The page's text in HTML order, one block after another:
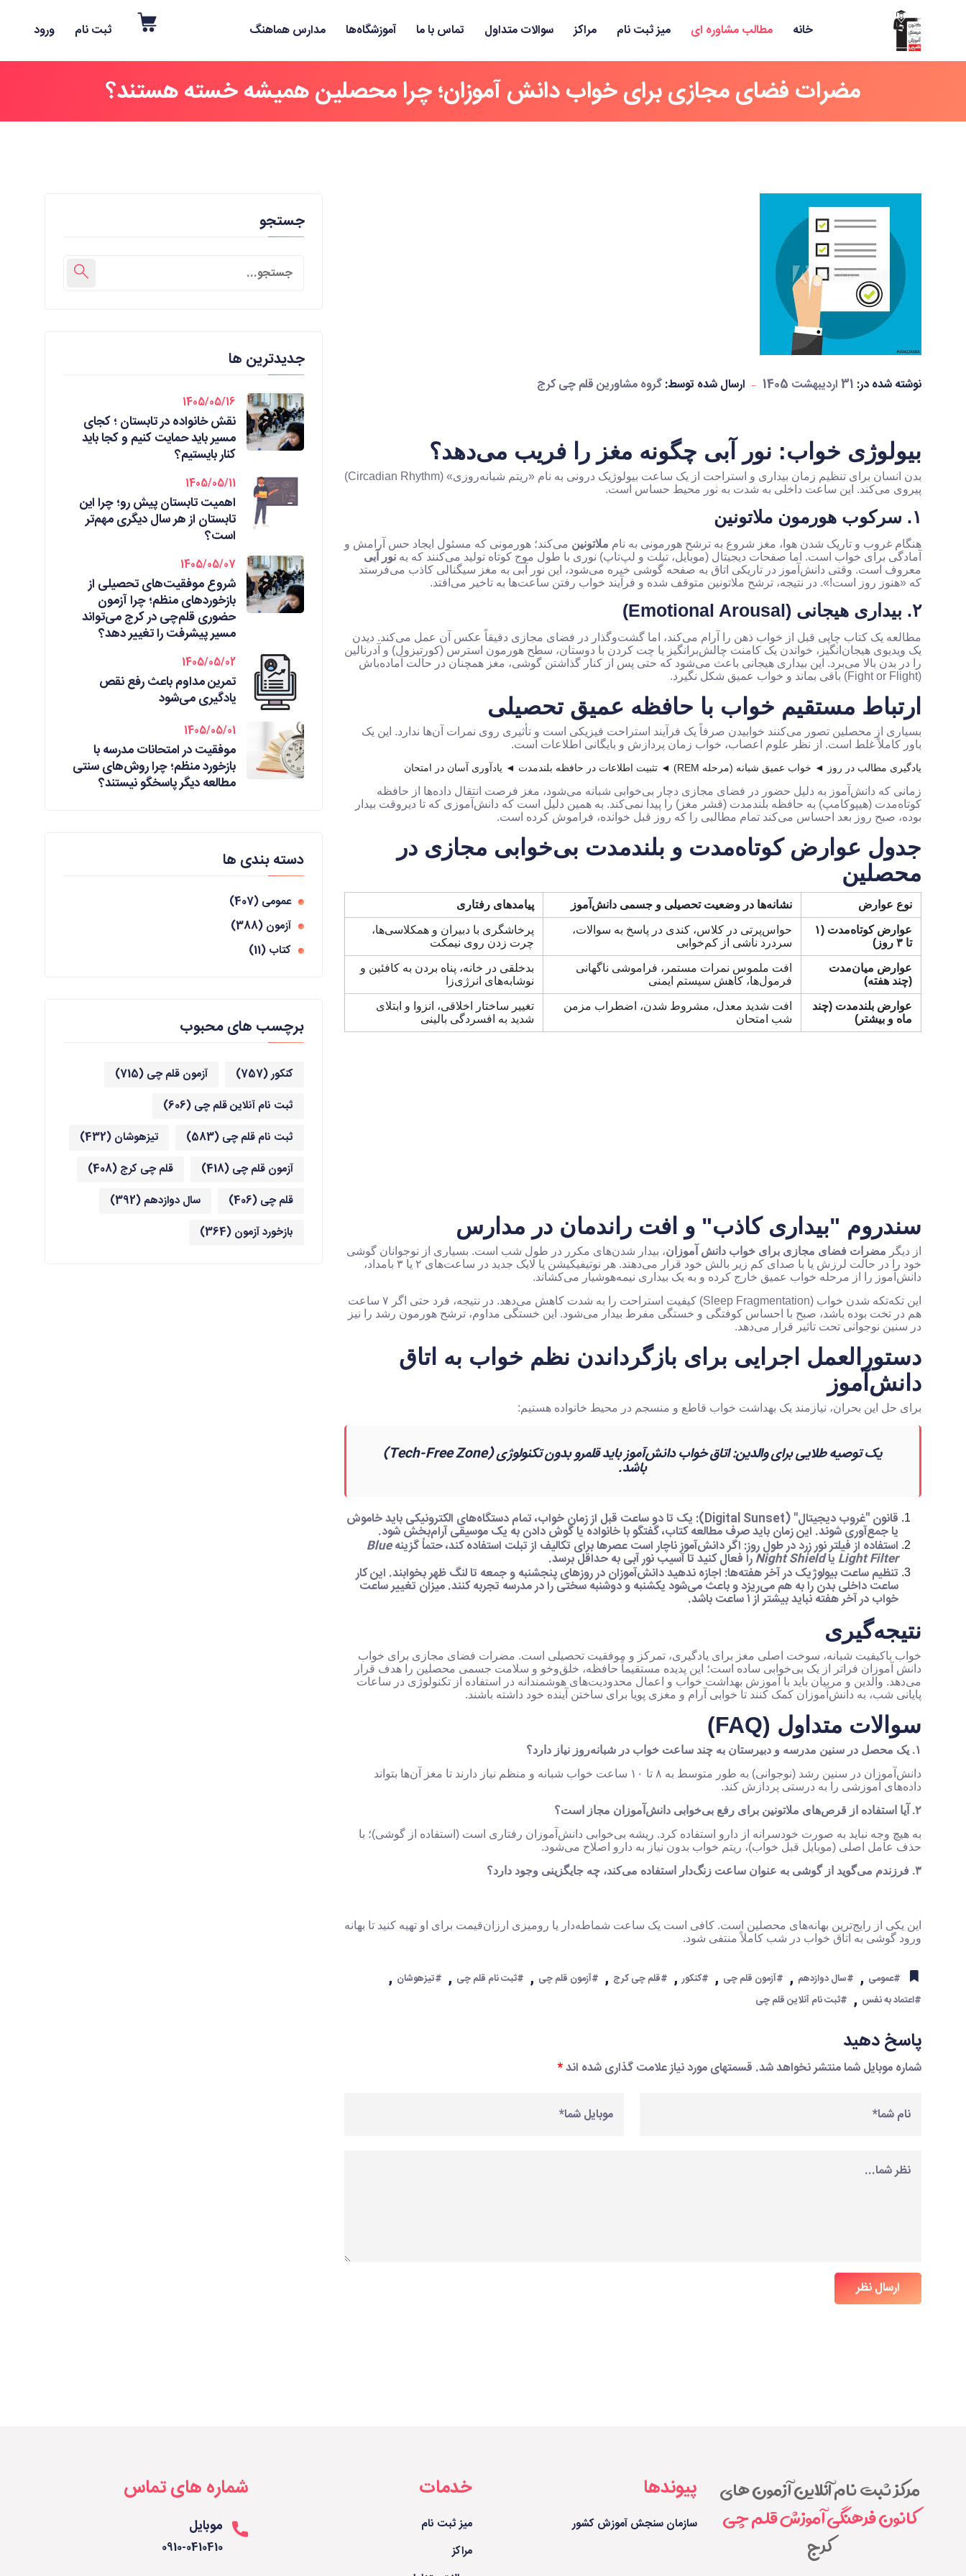
خانه مطالب مشاوره ای میز ثبت نام مراکز سوالات متداول تماس با ما آموزشگاه‌ها مدارس هماهنگ ثبت نام ورود
مضرات فضای مجازی برای خواب دانش آموزان؛ چرا محصلین همیشه خسته هستند؟
نوشته شده در: 31 اردیبهشت 1405 ارسال شده توسط:گروه مشاورین قلم چی کرج
بیولوژی خواب: نور آبی چگونه مغز را فریب می‌دهد؟
بدن انسان برای تنظیم زمان بیداری و استراحت از یک ساعت بیولوژیک درونی به نام «ریتم شبانه‌روزی» (Circadian Rhythm)
پیروی می‌کند. این ساعت داخلی به شدت به نور محیط حساس است.
۱. سرکوب هورمون ملاتونین
هنگام غروب و تاریک شدن هوا، مغز شروع به ترشح هورمونی به نام ملاتونین می‌کند؛ هورمونی که مسئول ایجاد حس آرامش و
آمادگی برای خواب است. اما صفحات دیجیتال (موبایل، تبلت و لپ‌تاپ) نوری با طول موج کوتاه تولید می‌کنند که به نور آبی
معروف است. وقتی دانش‌آموز در تاریکی اتاق به صفحه گوشی خیره می‌شود، این نور آبی به مغز سیگنالی کاذب می‌فرستد
که «هنوز روز است!». در نتیجه، ترشح ملاتونین متوقف شده و فرآیند خواب رفتن ساعت‌ها به تاخیر می‌افتد.
۲. بیداری هیجانی (Emotional Arousal)
مطالعه یک کتاب چاپی قبل از خواب ذهن را آرام می‌کند، اما گشت‌وگذار در فضای مجازی دقیقاً عکس آن عمل می‌کند. دیدن
یک ویدیوی هیجان‌انگیز، خواندن یک کامنت چالش‌برانگیز یا چت کردن با دوستان، سطح هورمون استرس (کورتیزول) و آدرنالین
را در بدن بالا می‌برد. این بیداری هیجانی باعث می‌شود که حتی پس از کنار گذاشتن گوشی، مغز همچنان در حالت آماده‌باش
(Fight or Flight) باقی بماند و خواب عمیق شکل نگیرد.
ارتباط مستقیم خواب با حافظه عمیق تحصیلی
بسیاری از محصلین تصور می‌کنند خوابیدن صرفاً یک فرآیند استراحت فیزیکی است و تأثیری روی نمرات آن‌ها ندارد. این یک
باور کاملاً غلط است. از نظر علوم اعصاب، خواب زمان پردازش و بایگانی اطلاعات است.
یادگیری مطالب در روز ◄ خواب عمیق شبانه (مرحله REM) ◄ تثبیت اطلاعات در حافظه بلندمدت ◄ یادآوری آسان در امتحان
زمانی که دانش‌آموز به دلیل حضور در فضای مجازی دچار بی‌خوابی شبانه می‌شود، مغز فرصت انتقال داده‌ها از حافظه
کوتاه‌مدت (هیپوکامپ) به حافظه بلندمدت (قشر مغز) را پیدا نمی‌کند. به همین دلیل است که دانش‌آموزی که تا دیروقت بیدار
بوده، صبح روز بعد احساس می‌کند تمام مطالبی را که روز قبل خوانده، فراموش کرده است.
جدول عوارض کوتاه‌مدت و بلندمدت بی‌خوابی مجازی در
محصلین
نوع عوارض نشانه‌ها در وضعیت تحصیلی و جسمی دانش‌آموز پیامدهای رفتاری
عوارض کوتاه‌مدت (۱
تا ۳ روز)
حواس‌پرتی در کلاس، کندی در پاسخ به سوالات،
سردرد ناشی از کم‌خوابی
پرخاشگری با دبیران و همکلاسی‌ها،
چرت زدن روی نیمکت
عوارض میان‌مدت
(چند هفته)
افت ملموس نمرات مستمر، فراموشی ناگهانی
فرمول‌ها، کاهش سیستم ایمنی
بدخلقی در خانه، پناه بردن به کافئین و
نوشابه‌های انرژی‌زا
عوارض بلندمدت (چند
ماه و بیشتر)
افت شدید معدل، مشروط شدن، اضطراب مزمن
شب امتحان
تغییر ساختار اخلاقی، انزوا و ابتلای
شدید به افسردگی بالینی
سندروم "بیداری کاذب" و افت راندمان در مدارس
از دیگر مضرات فضای مجازی برای خواب دانش آموزان، بیدار شدن‌های مکرر در طول شب است. بسیاری از نوجوانان گوشی
خود را در حالت لرزش یا با صدای کم زیر بالش خود قرار می‌دهند. هر نوتیفیکیشن یا لایک جدید در ساعت‌های ۲ یا ۳ بامداد،
دانش‌آموز را از مرحله خواب عمیق خارج کرده و به یک بیداری نیمه‌هوشیار می‌کشاند.
این تکه‌تکه شدن خواب (Sleep Fragmentation) کیفیت استراحت را به شدت کاهش می‌دهد. در نتیجه، فرد حتی اگر ۷ ساعت
هم در تخت بوده باشد، صبح با احساس کوفتگی و خستگی مفرط بیدار می‌شود. این خستگی مداوم، ترشح هورمون رشد را نیز
در سنین نوجوانی تحت تاثیر قرار می‌دهد.
دستورالعمل اجرایی برای بازگرداندن نظم خواب به اتاق
دانش‌آموز
برای حل این بحران، نیازمند یک بهداشت خواب قاطع و منسجم در محیط خانواده هستیم:
یک توصیه طلایی برای والدین: اتاق خواب دانش‌آموز باید قلمرو بدون تکنولوژی (Tech-Free Zone)
باشد.
قانون "غروب دیجیتال" (Digital Sunset): یک تا دو ساعت قبل از زمان خواب، تمام دستگاه‌های الکترونیکی باید خاموش
یا جمع‌آوری شوند. این زمان باید صرف مطالعه کتاب، گفتگو با خانواده یا گوش دادن به یک موسیقی آرام‌بخش شود.
استفاده از فیلتر نور زرد در طول روز: اگر دانش‌آموز ناچار است عصرها برای تکالیف از تبلت استفاده کند، حتماً گزینهBlue
Light Filter یاNight Shieldرا فعال کنید تا آسیب نور آبی به حداقل برسد.
تنظیم ساعت بیولوژیک در آخر هفته‌ها: اجازه ندهید دانش‌آموزان در روزهای پنجشنبه و جمعه تا لنگ ظهر بخوابند. این کار
ساعت داخلی بدن را به هم می‌ریزد و باعث می‌شود یکشنبه و دوشنبه سختی را در مدرسه تجربه کنند. میزان تغییر ساعت
خواب در آخر هفته نباید بیشتر از ۱ ساعت باشد.
نتیجه‌گیری
خواب باکیفیت شبانه، سوخت اصلی مغز برای یادگیری، تمرکز و موفقیت تحصیلی است. مضرات فضای مجازی برای خواب
دانش آموزان فراتر از یک بی‌خوابی ساده است؛ این پدیده مستقیماً حافظه، خلق‌وخو و سلامت جسمی محصلین را هدف قرار
می‌دهد. والدین و مربیان باید با آموزش بهداشت خواب و اعمال محدودیت‌های هوشمندانه در استفاده از تکنولوژی در ساعات
پایانی شب، به دانش‌آموزان کمک کنند تا خوابی آرام و مغزی پویا برای ساختن آینده خود داشته باشند.
سوالات متداول (FAQ)
۱. یک محصل در سنین مدرسه و دبیرستان به چند ساعت خواب در شبانه‌روز نیاز دارد؟
دانش‌آموزان در سنین رشد (نوجوانی) به طور متوسط به ۸ تا ۱۰ ساعت خواب شبانه و منظم نیاز دارند تا مغز آن‌ها بتواند
داده‌های آموزشی را به درستی پردازش کند.
۲. آیا استفاده از قرص‌های ملاتونین برای رفع بی‌خوابی دانش‌آموزان مجاز است؟
به هیچ وجه نباید به صورت خودسرانه از دارو استفاده کرد. ریشه بی‌خوابی دانش‌آموزان رفتاری است (استفاده از گوشی)؛ با
حذف عامل اصلی (موبایل قبل خواب)، ریتم خواب بدون نیاز به دارو اصلاح می‌شود.
۳. فرزندم می‌گوید از گوشی به عنوان ساعت زنگ‌دار استفاده می‌کند، چه جایگزینی وجود دارد؟
این یکی از رایج‌ترین بهانه‌های محصلین است. کافی است یک ساعت شماطه‌دار یا رومیزی ارزان‌قیمت برای او تهیه کنید تا بهانه
ورود گوشی به اتاق خواب در شب کاملاً منتفی شود.
#عمومی , #سال دوازدهم , #آزمون قلم چی , #کنکور , #قلم چی کرج , #آزمون قلم چی , #ثبت نام قلم چی , #تیزهوشان ,
#اعتماد به نفس , #ثبت نام آنلاین قلم چی
پاسخ دهید
شماره موبایل شما منتشر نخواهد شد. قسمتهای مورد نیاز علامت گذاری شده اند*
ارسال نظر
جستجو
جدیدترین ها
1405/05/16
نقش خانواده در تابستان ؛ کجای
مسیر باید حمایت کنیم و کجا باید
کنار بایستیم؟
1405/05/11
اهمیت تابستان پیش رو؛ چرا این
تابستان از هر سال دیگری مهم‌تر
است؟
1405/05/07
شروع موفقیت‌های تحصیلی از
بازخوردهای منظم؛ چرا آزمون
حضوری قلم‌چی در کرج می‌تواند
مسیر پیشرفت را تغییر دهد؟
1405/05/02
تمرین مداوم باعث رفع نقص
یادگیری می‌شود
1405/05/01
موفقیت در امتحانات مدرسه با
بازخورد منظم؛ چرا روش‌های سنتی
مطالعه دیگر پاسخگو نیستند؟
دسته بندی ها
عمومی(407)
آزمون(388)
کتاب(11)
برچسب های محبوب
کنکور(757) آزمون قلم چی(715)
ثبت نام آنلاین قلم چی(606)
ثبت نام قلم چی(583) تیزهوشان(432)
آزمون قلم چی(418) قلم چی کرج(408)
قلم چی(406) سال دوازدهم(392)
بازخورد آزمون(364)
مرکز ثبت نام آنلاین آزمون های
کانون فرهنگی آموزش قلم چی
کرج
پیوندها
سازمان سنجش آموزش کشور
خدمات
میز ثبت نام
مراکز
شماره های تماس
موبایل
0910-0410410